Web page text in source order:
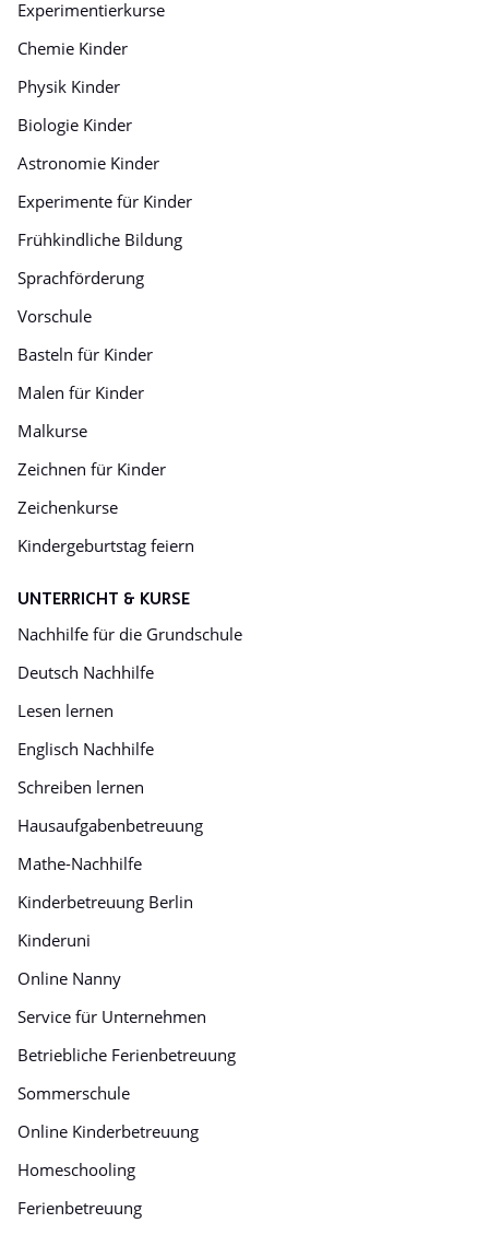
Experimentierkurse
Chemie Kinder
Physik Kinder
Biologie Kinder
Astronomie Kinder
Experimente für Kinder
Frühkindliche Bildung
Sprachförderung
Vorschule
Basteln für Kinder
Malen für Kinder
Malkurse
Zeichnen für Kinder
Zeichenkurse
Kindergeburtstag feiern
UNTERRICHT & KURSE
Nachhilfe für die Grundschule
Deutsch Nachhilfe
Lesen lernen
Englisch Nachhilfe
Schreiben lernen
Hausaufgabenbetreuung
Mathe-Nachhilfe
Kinderbetreuung Berlin
Kinderuni
Online Nanny
Service für Unternehmen
Betriebliche Ferienbetreuung
Sommerschule
Online Kinderbetreuung
Homeschooling
Ferienbetreuung